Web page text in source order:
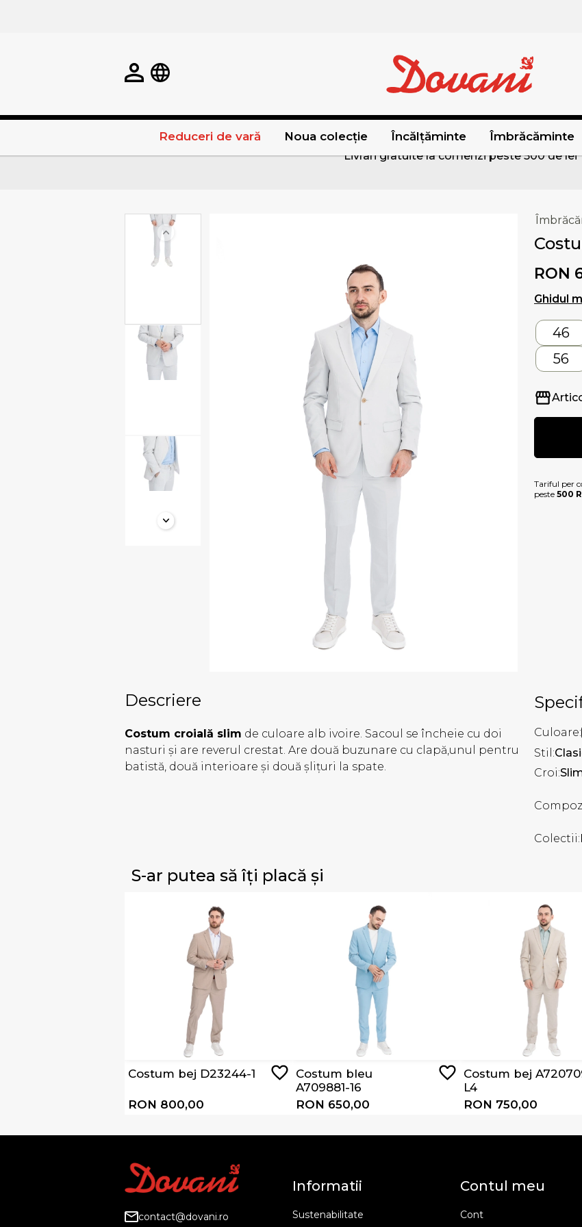
Reduceri de vară Noua colecție Încălțăminte Îmbrăcăminte
Livrari gratuite la comenzi peste 500 de lei
RON
Ghidul
46
56
Tariful per
peste 500
Descriere
Costum croială slim de culoare alb ivoire. Sacoul se încheie cu doi
nasturi și are reverul crestat. Are două buzunare cu clapă,unul pentru
batistă, două interioare și două șlițuri la spate.
Culoare:
Stil:
Croi:
Colectii:
S-ar putea să îți placă și
Costum bej D23244-1
RON 800,00
Costum bleu
A709881-16
RON 650,00
Costum bej
L4
RON 750,00
contact@dovani.ro
Informatii
Sustenabilitate
Contul meu
Cont